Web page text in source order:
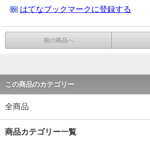
はてなブックマークに登録する
前の商品へ
この商品のカテゴリー
全商品
商品カテゴリー一覧